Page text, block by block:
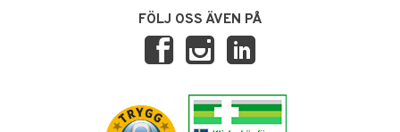
FÖLJ OSS ÄVEN PÅ